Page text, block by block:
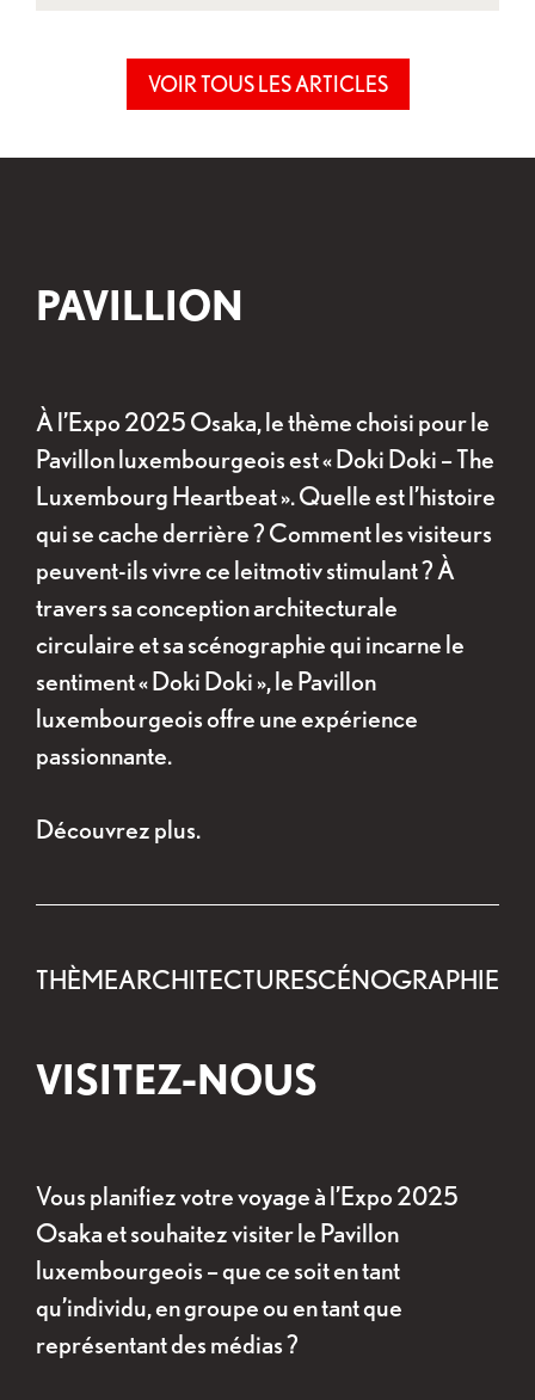
VOIR TOUS LES ARTICLES
PAVILLION
À l’Expo 2025 Osaka, le thème choisi pour le
Pavillon luxembourgeois est « Doki Doki – The
Luxembourg Heartbeat ». Quelle est l’histoire
qui se cache derrière ? Comment les visiteurs
peuvent-ils vivre ce leitmotiv stimulant ? À
travers sa conception architecturale
circulaire et sa scénographie qui incarne le
sentiment « Doki Doki », le Pavillon
luxembourgeois offre une expérience
passionnante.
Découvrez plus.
THÈMEARCHITECTURESCÉNOGRAPHIE
VISITEZ-NOUS
Vous planifiez votre voyage à l’Expo 2025
Osaka et souhaitez visiter le Pavillon
luxembourgeois – que ce soit en tant
qu’individu, en groupe ou en tant que
représentant des médias ?